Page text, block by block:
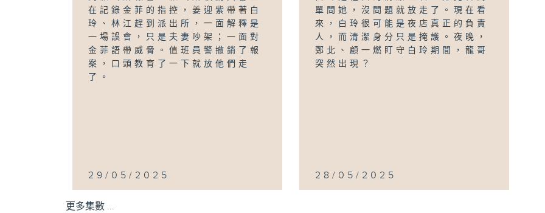
在記錄金菲的指控，姜迎紫帶著白
玲、林江趕到派出所，一面解釋是
一場誤會，只是夫妻吵架；一面對
金菲語帶威脅。值班員警撤銷了報
案，口頭教育了一下就放他們走
了。
29/05/2025
單問她，沒問題就放走了。現在看
來，白玲很可能是夜店真正的負責
人，而清潔身分只是掩護。夜晚，
鄭北、顧一燃盯守白玲期間，龍哥
突然出現？
28/05/2025
更多集數 ...